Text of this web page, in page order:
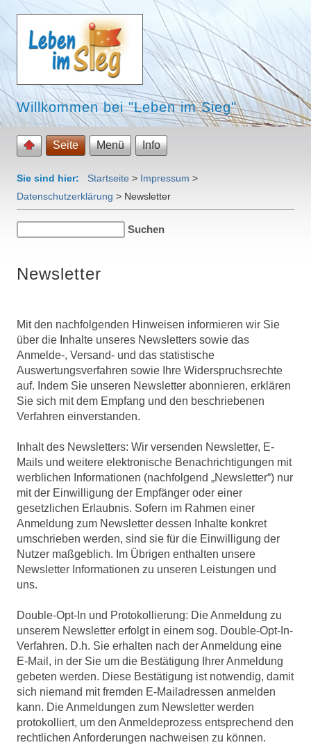
Willkommen bei "Leben im Sieg"
Seite Menü Info
Sie sind hier: Startseite > Impressum >
Datenschutzerklärung > Newsletter
Newsletter
Mit den nachfolgenden Hinweisen informieren wir Sie
über die Inhalte unseres Newsletters sowie das
Anmelde-, Versand- und das statistische
Auswertungsverfahren sowie Ihre Widerspruchsrechte
auf. Indem Sie unseren Newsletter abonnieren, erklären
Sie sich mit dem Empfang und den beschriebenen
Verfahren einverstanden.
Inhalt des Newsletters: Wir versenden Newsletter, E-
Mails und weitere elektronische Benachrichtigungen mit
werblichen Informationen (nachfolgend „Newsletter“) nur
mit der Einwilligung der Empfänger oder einer
gesetzlichen Erlaubnis. Sofern im Rahmen einer
Anmeldung zum Newsletter dessen Inhalte konkret
umschrieben werden, sind sie für die Einwilligung der
Nutzer maßgeblich. Im Übrigen enthalten unsere
Newsletter Informationen zu unseren Leistungen und
uns.
Double-Opt-In und Protokollierung: Die Anmeldung zu
unserem Newsletter erfolgt in einem sog. Double-Opt-In-
Verfahren. D.h. Sie erhalten nach der Anmeldung eine
E-Mail, in der Sie um die Bestätigung Ihrer Anmeldung
gebeten werden. Diese Bestätigung ist notwendig, damit
sich niemand mit fremden E-Mailadressen anmelden
kann. Die Anmeldungen zum Newsletter werden
protokolliert, um den Anmeldeprozess entsprechend den
rechtlichen Anforderungen nachweisen zu können.